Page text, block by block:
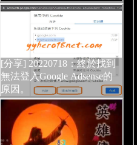
[分享] 20220718：終於找到
無法登入Google Adsense的
原因。